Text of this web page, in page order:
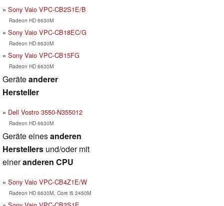
Sony Vaio VPC-CB2S1E/B
Radeon HD 6630M
Sony Vaio VPC-CB18EC/G
Radeon HD 6630M
Sony Vaio VPC-CB15FG
Radeon HD 6630M
Geräteanderer
Hersteller
Dell Vostro 3550-N355012
Radeon HD 6630M
Geräte einesanderen
Herstellers und/oder mit
eineranderen CPU
Sony Vaio VPC-CB4Z1E/W
Radeon HD 6630M, Core i5 2450M